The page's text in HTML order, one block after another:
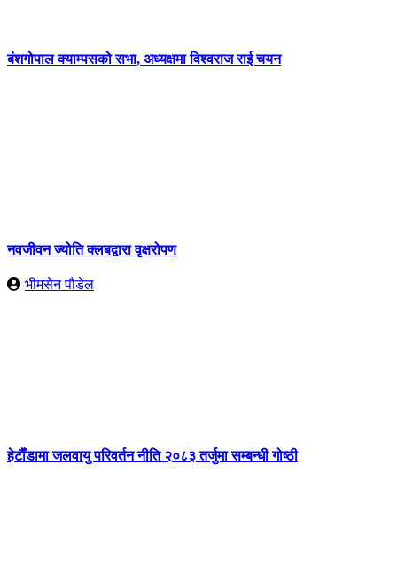
बंशगोपाल क्याम्पसको सभा, अध्यक्षमा विश्वराज राई चयन
नवजीवन ज्योति क्लबद्वारा वृक्षरोपण
भीमसेन पौडेल
हेटाैँडामा जलवायु परिवर्तन नीति २०८३ तर्जुमा सम्बन्धी गोष्ठी